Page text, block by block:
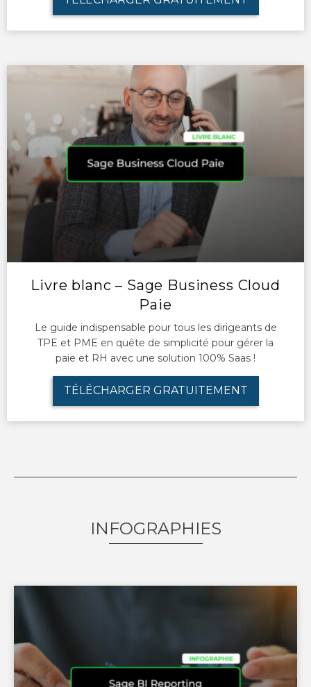
Livre blanc – Sage Business Cloud
Paie
Le guide indispensable pour tous les dirigeants de
TPE et PME en quête de simplicité pour gérer la
paie et RH avec une solution 100% Saas !
TÉLÉCHARGER GRATUITEMENT
INFOGRAPHIES